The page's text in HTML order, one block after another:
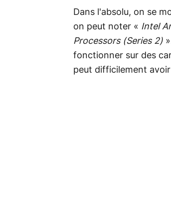
Dans l'absolu, on se
on peut noter « Intel
Processors (Series 2)
fonctionner sur des
peut difficilement